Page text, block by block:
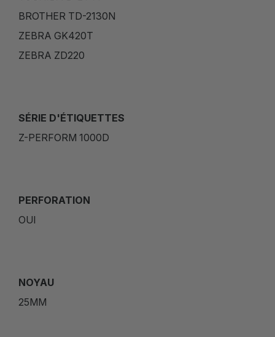
BROTHER TD-2130N
ZEBRA GK420T
ZEBRA ZD220
SÉRIE D'ÉTIQUETTES
Z-PERFORM 1000D
PERFORATION
OUI
NOYAU
25MM